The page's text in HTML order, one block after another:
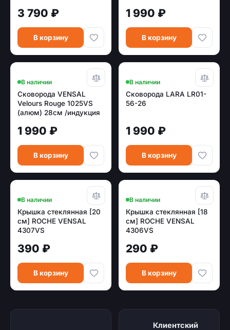
3 790 ₽
В корзину
1 990 ₽
В корзину
В наличии
Сковорода VENSAL
Velours Rouge 1025VS
(алюм) 28см /индукция
1 990 ₽
В корзину
В наличии
Сковорода LARA LR01-
56-26
1 990 ₽
В корзину
В наличии
Крышка cтеклянная [20
см] ROCHE VENSAL
4307VS
390 ₽
В корзину
В наличии
Крышка cтеклянная [18
см] ROCHE VENSAL
4306VS
290 ₽
В корзину
Клиентский